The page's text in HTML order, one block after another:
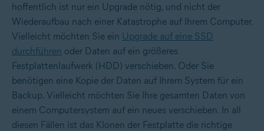
hoffentlich ist nur ein Upgrade nötig, und nicht der
Wiederaufbau nach einer Katastrophe auf Ihrem Computer.
Vielleicht möchten Sie ein Upgrade auf eine SSD
durchführen oder Daten auf ein größeres
Festplattenlaufwerk (HDD) verschieben. Oder Sie
benötigen eine Kopie der Daten auf Ihrem System für ein
Backup. Vielleicht möchten Sie Ihre gesamten Daten von
einem Computersystem auf ein neues verschieben. In all
diesen Fällen ist das Klonen der Festplatte die richtige